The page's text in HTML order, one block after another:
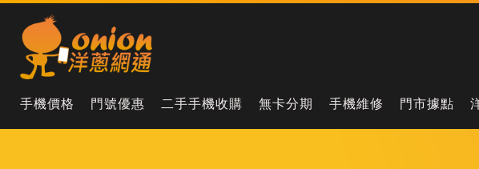
手機價格 門號優惠 二手手機收購 無卡分期 手機維修 門市據點